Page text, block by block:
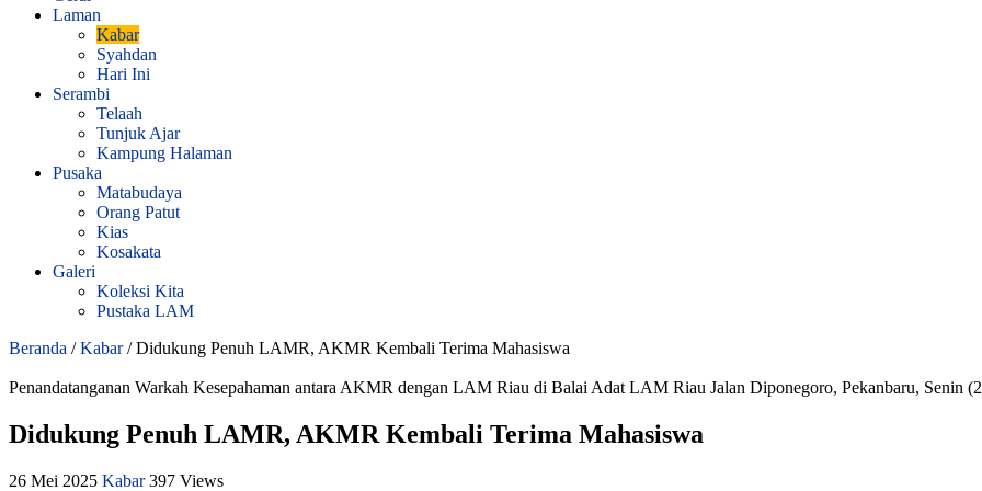
Laman
Kabar
Syahdan
Hari Ini
Serambi
Telaah
Tunjuk Ajar
Kampung Halaman
Pusaka
Matabudaya
Orang Patut
Kias
Kosakata
Galeri
Koleksi Kita
Pustaka LAM
Beranda / Kabar / Didukung Penuh LAMR, AKMR Kembali Terima Mahasiswa
Penandatanganan Warkah Kesepahaman antara AKMR dengan LAM Riau di Balai Adat LAM Riau Jalan Diponegoro, Pekanbaru, Senin
Didukung Penuh LAMR, AKMR Kembali Terima Mahasiswa
26 Mei 2025 Kabar 397 Views